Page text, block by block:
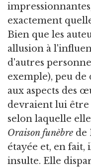
exactement
Bien que les
allusion à
d'autres
exemple), peu
aux aspects des
devraient lui
selon laquelle
Oraison funèbre de
étayée et, en fait,
insulte. Elle